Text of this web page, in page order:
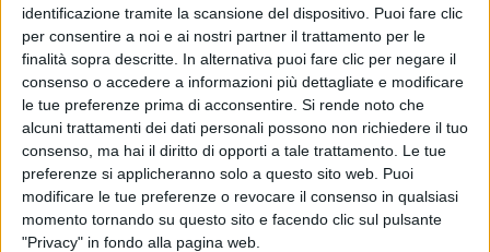
identificazione tramite la scansione del dispositivo. Puoi fare clic
per consentire a noi e ai nostri partner il trattamento per le
finalità sopra descritte. In alternativa puoi fare clic per negare il
consenso o accedere a informazioni più dettagliate e modificare
le tue preferenze prima di acconsentire. Si rende noto che
alcuni trattamenti dei dati personali possono non richiedere il tuo
consenso, ma hai il diritto di opporti a tale trattamento. Le tue
preferenze si applicheranno solo a questo sito web. Puoi
modificare le tue preferenze o revocare il consenso in qualsiasi
momento tornando su questo sito e facendo clic sul pulsante
"Privacy" in fondo alla pagina web.
Cargo Plus Italy nominata
Gsa di Air Transat in Italia
ITALIA 6 LUGLIO 2022